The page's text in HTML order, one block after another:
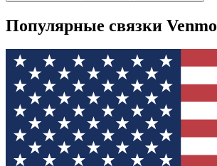
Популярные связки Venmo